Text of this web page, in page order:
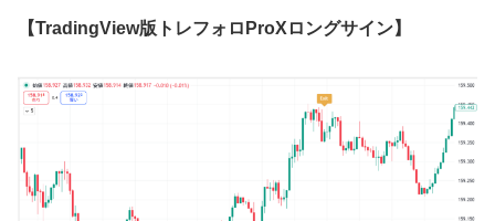
【TradingView版トレフォロProXロングサイン】